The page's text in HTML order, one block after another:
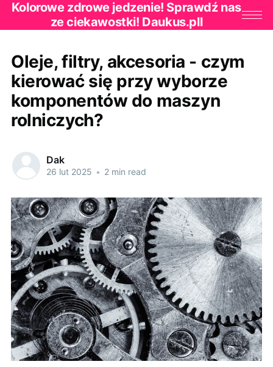
Kolorowe zdrowe jedzenie! Sprawdź nas
ze ciekawostki! Daukus.pll
Oleje, filtry, akcesoria - czym
kierować się przy wyborze
komponentów do maszyn
rolniczych?
Dak
26 lut 2025 • 2 min read